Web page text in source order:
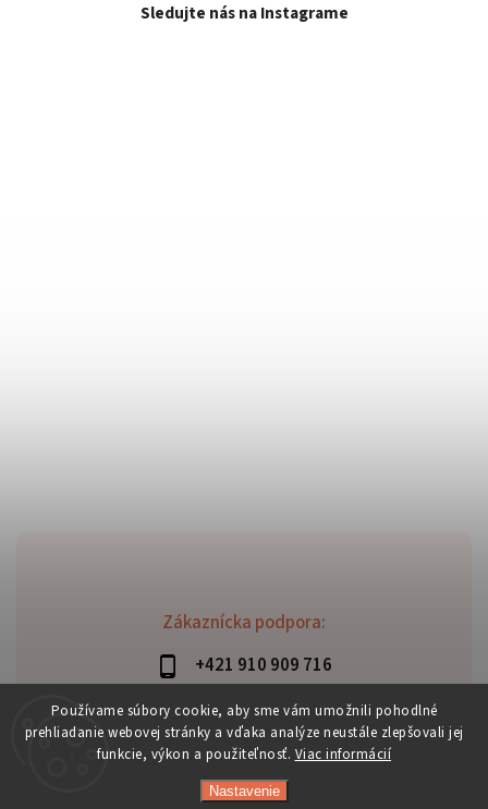
Používame súbory cookie, aby sme vám umožnili pohodlné
prehliadanie webovej stránky a vďaka analýze neustále zlepšovali jej
funkcie, výkon a použiteľnosť. Viac informácií
Nastavenie
Zákaznícka podpora:
+421 910 909 716
lubomir.haraus@alterbike.sk
Sledujte nás na Instagrame